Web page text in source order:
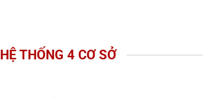
HỆ THỐNG 4 CƠ SỞ